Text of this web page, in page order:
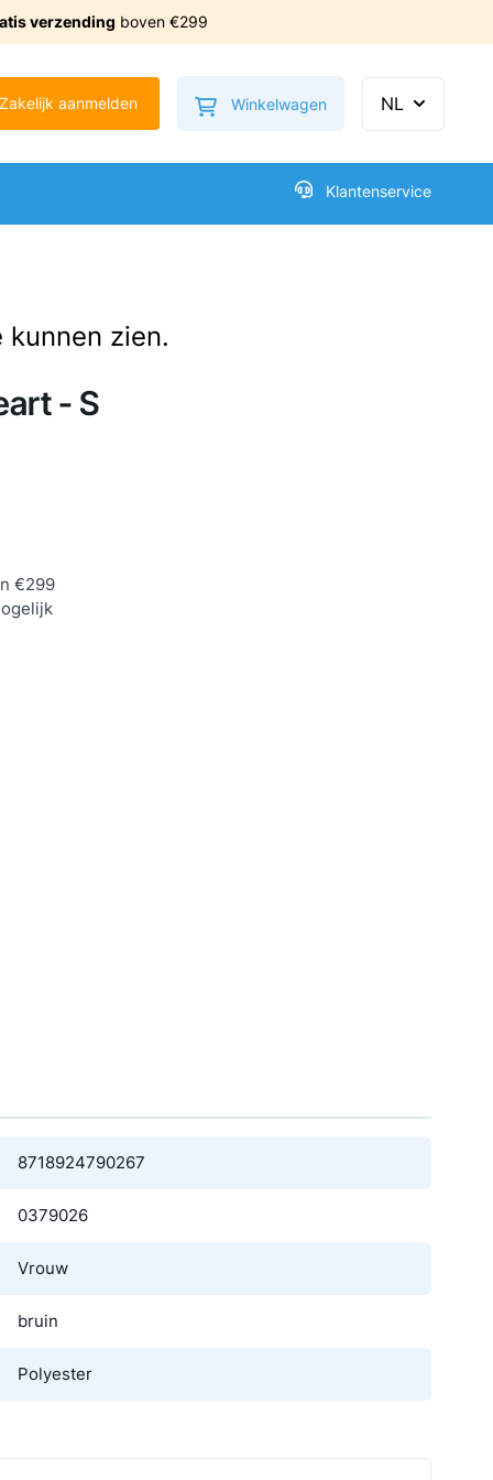
verzending boven €299
Zakelijk aanmelden Minicart tonen/
Winkelwagen NL
Klantenservice
zien.
- S
€299
8718924790267
0379026
Vrouw
bruin
Polyester